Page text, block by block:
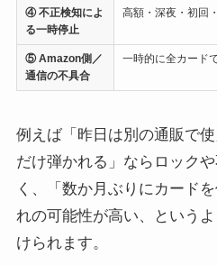
④ 不正検知によ
る一時停止
高額・深夜・初回
⑤ Amazon側／
通信の不具合
一時的に全カード
例えば「昨日は別の通販で
だけ弾かれる」ならロック
く、「数か月ぶりにカード
れの可能性が高い、という
けられます。